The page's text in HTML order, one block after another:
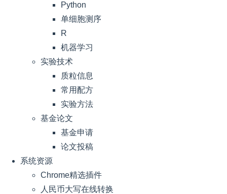
Python
单细胞测序
R
机器学习
实验技术
质粒信息
常用配方
实验方法
基金论文
基金申请
论文投稿
系统资源
Chrome精选插件
人民币大写在线转换